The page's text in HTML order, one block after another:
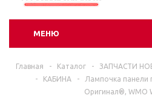
МЕНЮ
Главная - Каталог - ЗАПЧАСТИ
-
КАБИНА -
Лампочка панели
Оригинал®, WMO